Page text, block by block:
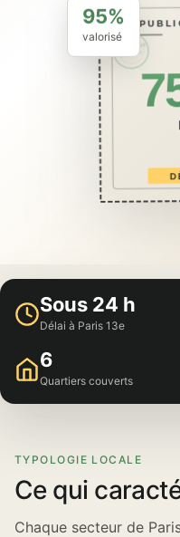
PACKCAVE
ÉCO · BSD
95%
valorisé
Sous 24 h
Délai à Paris 13e
6
Quartiers couverts
TYPOLOGIE LOCALE
Ce qui
Chaque secteur de